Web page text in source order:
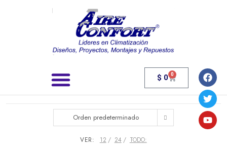
$ 0 0
Orden predeterminado
VER: 12 24 TODO: